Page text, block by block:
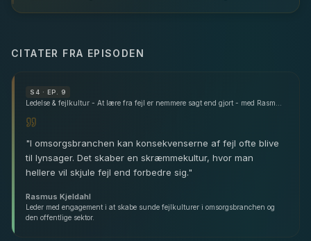
CITATER FRA EPISODEN
S4 · EP. 9
"I omsorgsbranchen kan konsekvenserne af fejl ofte blive
til lynsager. Det skaber en skræmmekultur, hvor man
hellere vil skjule fejl end forbedre sig."
Rasmus Kjeldahl
Leder med engagement i at skabe sunde fejlkulturer i omsorgsbranchen og
den offentlige sektor.